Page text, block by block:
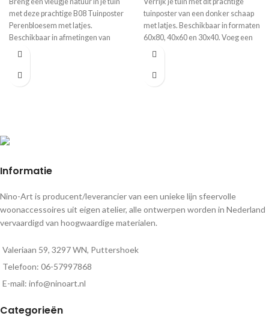
met deze prachtige B08 Tuinposter
Perenbloesem met latjes.
Beschikbaar in afmetingen van
60x80, 40x60 en 30x40. Opvallend
tuinposter van een donker schaap
met latjes. Beschikbaar in formaten
60x80, 40x60 en 30x40. Voeg een
vleugje charme toe aan je
Informatie
Nino-Art is producent/leverancier van een unieke lijn sfeervolle
woonaccessoires uit eigen atelier, alle ontwerpen worden in Nederland
vervaardigd van hoogwaardige materialen.
Valeriaan 59, 3297 WN, Puttershoek
Telefoon: 06-57997868
E-mail: info@ninoart.nl
Categorieën